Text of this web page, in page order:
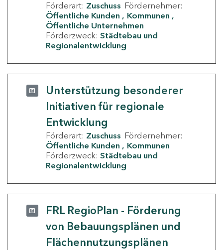
Förderart: Zuschuss Fördernehmer:
Öffentliche Kunden
Kommunen
Öffentliche Unternehmen
Förderzweck: Städtebau und
Regionalentwicklung
Unterstützung besonderer
Initiativen für regionale
Entwicklung
Förderart: Zuschuss Fördernehmer:
Öffentliche Kunden
Kommunen
Förderzweck: Städtebau und
Regionalentwicklung
FRL RegioPlan - Förderung
von Bebauungsplänen und
Flächennutzungsplänen